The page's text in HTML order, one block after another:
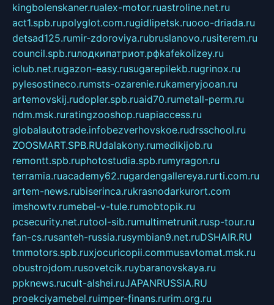
kingbolenskaner.rualex-motor.ruastroline.net.ru
act1.spb.rupolyglot.com.rugidlipetsk.ruooo-driada.ru
detsad125.rumir-zdoroviya.rubruslanovo.rusiterem.ru
council.spb.ruлодкипатриот.рфkafekolizey.ru
iclub.net.rugazon-easy.rusugarepilekb.rugrinox.ru
pylesostineco.rumsts-ozarenie.rukameryjooan.ru
artemovskij.rudopler.spb.ruaid70.rumetall-perm.ru
ndm.msk.ruratingzooshop.ruapiaccess.ru
globalautotrade.infobezverhovskoe.rudrsschool.ru
ZOOSMART.SPB.RUdalakony.rumedikijob.ru
remontt.spb.ruphotostudia.spb.rumyragon.ru
terramia.ruacademy62.rugardengallereya.rurti.com.ru
artem-news.rubiserinca.rukrasnodarkurort.com
imshowtv.rumebel-v-tule.rumobtopik.ru
pcsecurity.net.rutool-sib.rumultimetrunit.rusp-tour.ru
fan-cs.rusanteh-russia.rusymbian9.net.ruDSHAIR.RU
tmmotors.spb.ruxjocuricopii.commusavtomat.msk.ru
obustrojdom.rusovetcik.ruybaranovskaya.ru
ppknews.rucult-alshei.ruJAPANRUSSIA.RU
proekciyamebel.ruimper-finans.rurim.org.ru